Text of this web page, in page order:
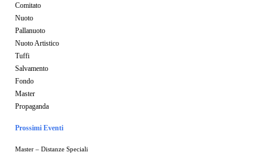
Comitato
Nuoto
Pallanuoto
Nuoto Artistico
Tuffi
Salvamento
Fondo
Master
Propaganda
Prossimi Eventi
Master – Distanze Speciali